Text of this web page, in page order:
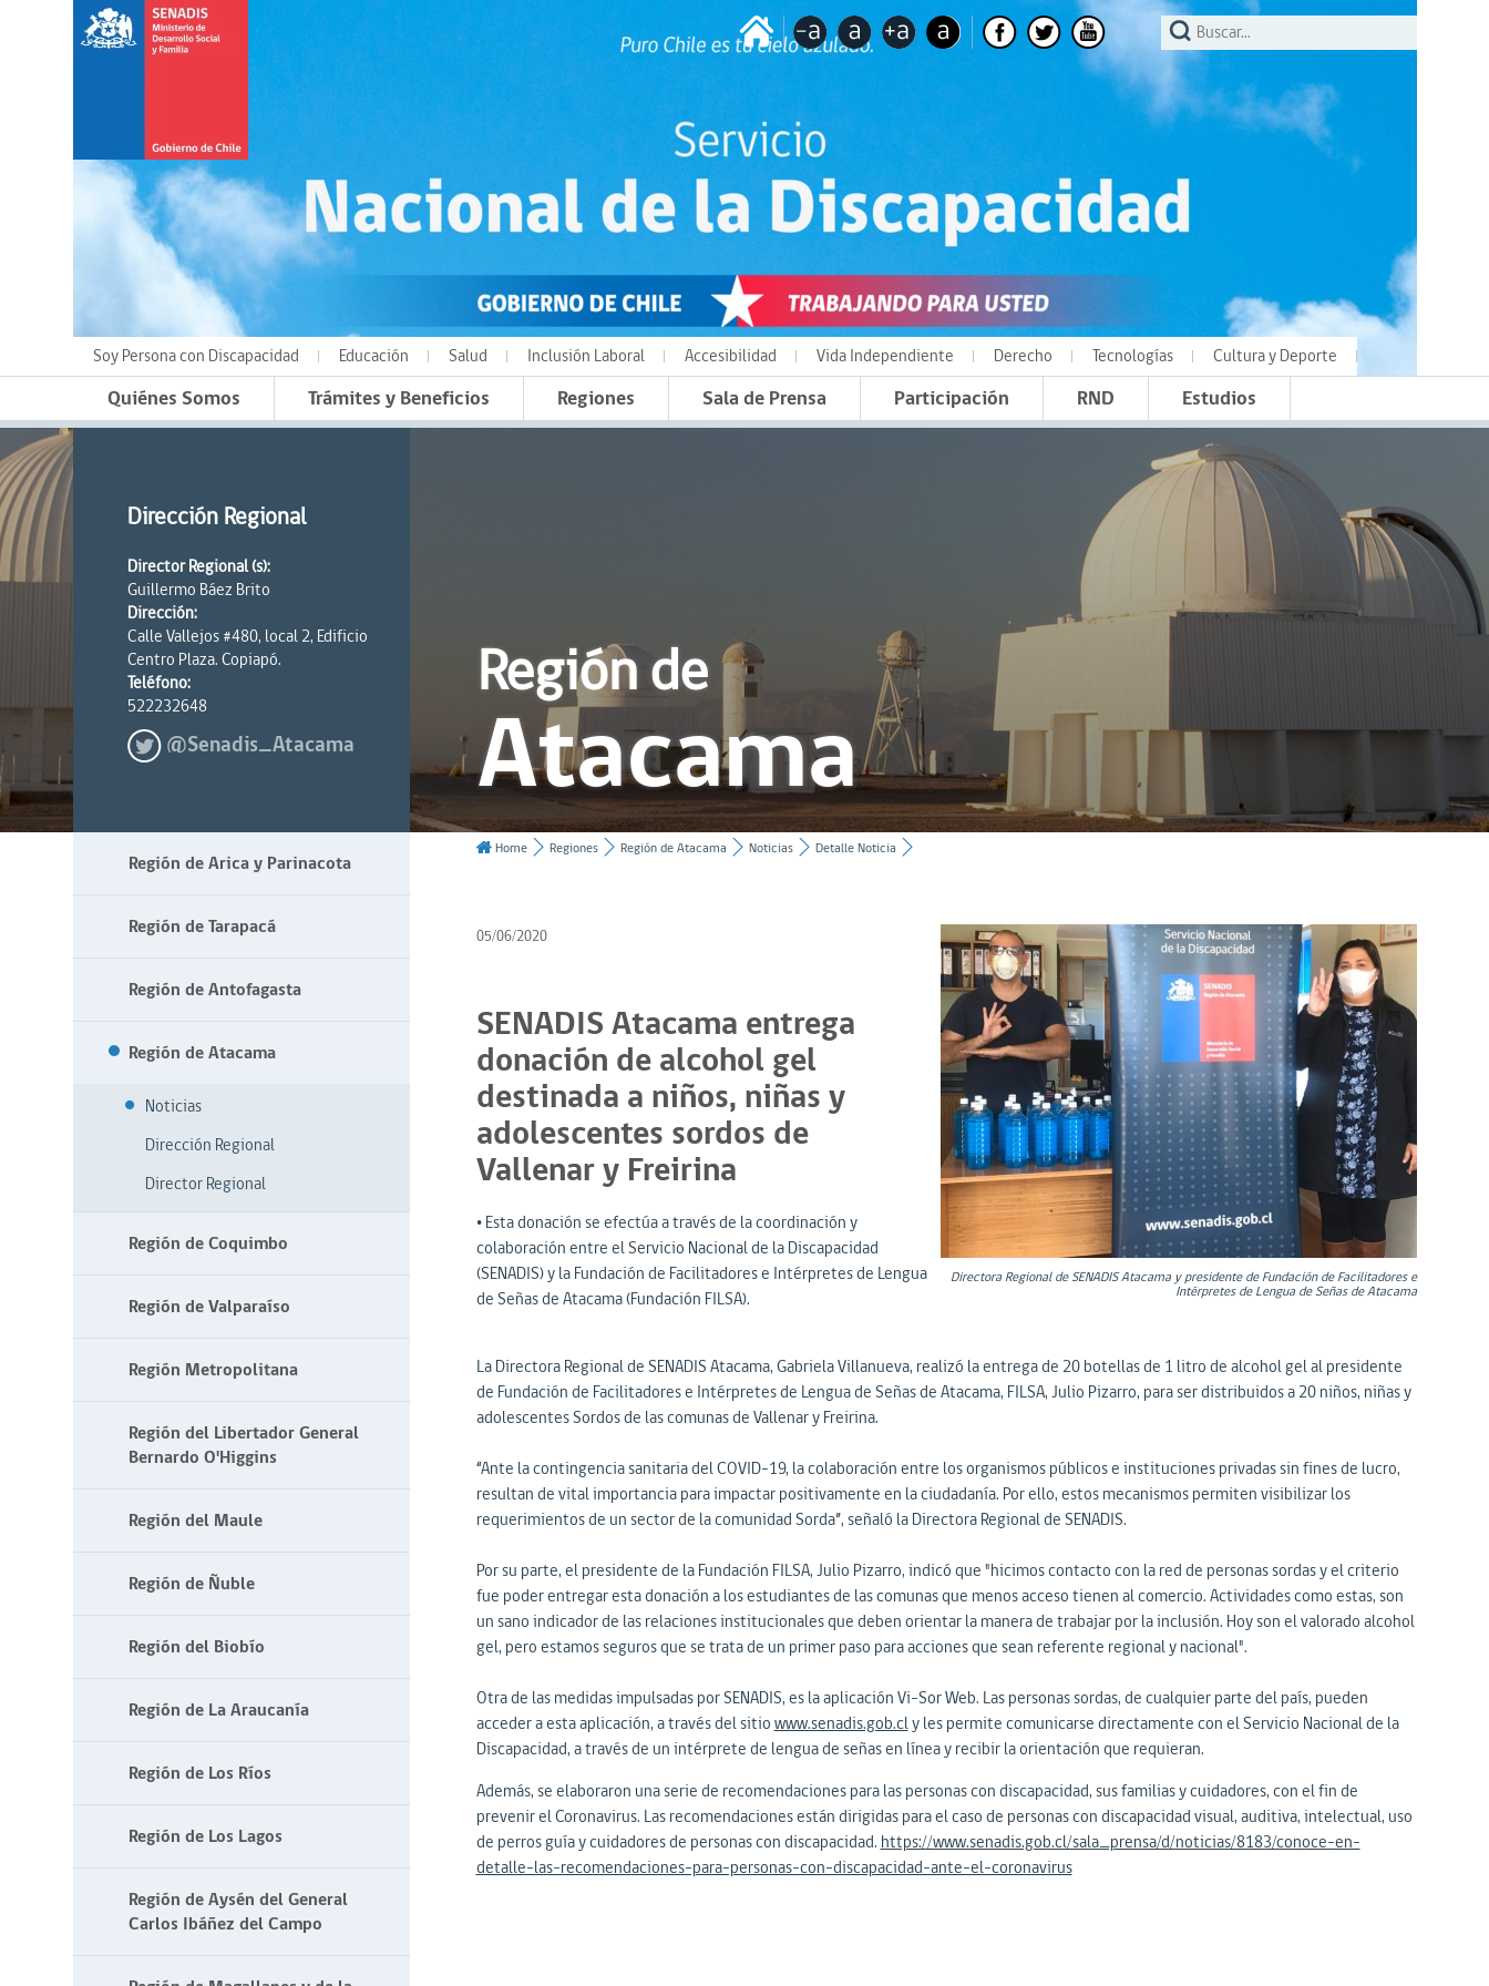
Soy Persona con Discapacidad Educación Salud Inclusión Laboral Accesibilidad Vida Independiente Derecho Tecnologías Cultura y Deporte
Quiénes Somos Trámites y Beneficios Regiones Sala de Prensa Participación RND Estudios
Dirección Regional
Director Regional (s):
Guillermo Báez Brito
Dirección:
Calle Vallejos #480, local 2, Edificio
Centro Plaza. Copiapó.
Teléfono:
522232648
@Senadis_Atacama
Región de
Atacama
Región de Arica y Parinacota
Región de Tarapacá
Región de Antofagasta
Región de Atacama
Noticias
Dirección Regional
Director Regional
Región de Coquimbo
Región de Valparaíso
Región Metropolitana
Región del Libertador General
Bernardo O'Higgins
Región del Maule
Región de Ñuble
Región del Biobío
Región de La Araucanía
Región de Los Ríos
Región de Los Lagos
Región de Aysén del General
Carlos Ibáñez del Campo
Home Regiones Región de Atacama Noticias Detalle Noticia
Directora Regional de SENADIS Atacama y presidente de Fundación de Facilitadores e
Intérpretes de Lengua de Señas de Atacama
05/06/2020
SENADIS Atacama entrega
donación de alcohol gel
destinada a niños, niñas y
adolescentes sordos de
Vallenar y Freirina
• Esta donación se efectúa a través de la coordinación y
colaboración entre el Servicio Nacional de la Discapacidad
(SENADIS) y la Fundación de Facilitadores e Intérpretes de Lengua
de Señas de Atacama (Fundación FILSA).
La Directora Regional de SENADIS Atacama, Gabriela Villanueva, realizó la entrega de 20 botellas de 1 litro de alcohol gel al presidente
de Fundación de Facilitadores e Intérpretes de Lengua de Señas de Atacama, FILSA, Julio Pizarro, para ser distribuidos a 20 niños, niñas y
adolescentes Sordos de las comunas de Vallenar y Freirina.
“Ante la contingencia sanitaria del COVID-19, la colaboración entre los organismos públicos e instituciones privadas sin fines de lucro,
resultan de vital importancia para impactar positivamente en la ciudadanía. Por ello, estos mecanismos permiten visibilizar los
requerimientos de un sector de la comunidad Sorda”, señaló la Directora Regional de SENADIS.
Por su parte, el presidente de la Fundación FILSA, Julio Pizarro, indicó que "hicimos contacto con la red de personas sordas y el criterio
fue poder entregar esta donación a los estudiantes de las comunas que menos acceso tienen al comercio. Actividades como estas, son
un sano indicador de las relaciones institucionales que deben orientar la manera de trabajar por la inclusión. Hoy son el valorado alcohol
gel, pero estamos seguros que se trata de un primer paso para acciones que sean referente regional y nacional".
Otra de las medidas impulsadas por SENADIS, es la aplicación Vi-Sor Web. Las personas sordas, de cualquier parte del país, pueden
acceder a esta aplicación, a través del sitiowww.senadis.gob.cly les permite comunicarse directamente con el Servicio Nacional de la
Discapacidad, a través de un intérprete de lengua de señas en línea y recibir la orientación que requieran.
Además, se elaboraron una serie de recomendaciones para las personas con discapacidad, sus familias y cuidadores, con el fin de
prevenir el Coronavirus. Las recomendaciones están dirigidas para el caso de personas con discapacidad visual, auditiva, intelectual, uso
de perros guía y cuidadores de personas con discapacidad. https://www.senadis.gob.cl/sala_prensa/d/noticias/8183/conoce-en-
detalle-las-recomendaciones-para-personas-con-discapacidad-ante-el-coronavirus